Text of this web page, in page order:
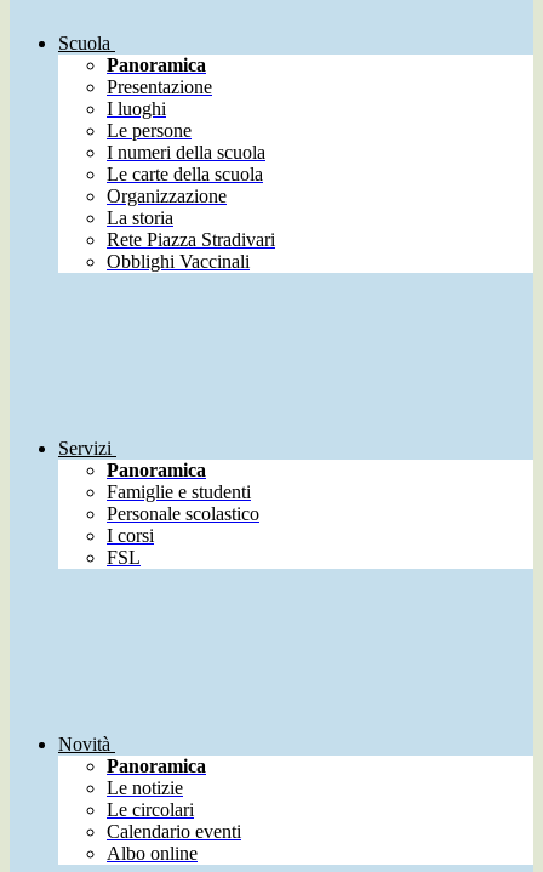
Scuola
Panoramica
Presentazione
I luoghi
Le persone
I numeri della scuola
Le carte della scuola
Organizzazione
La storia
Rete Piazza Stradivari
Obblighi Vaccinali
Servizi
Panoramica
Famiglie e studenti
Personale scolastico
I corsi
FSL
Novità
Panoramica
Le notizie
Le circolari
Calendario eventi
Albo online